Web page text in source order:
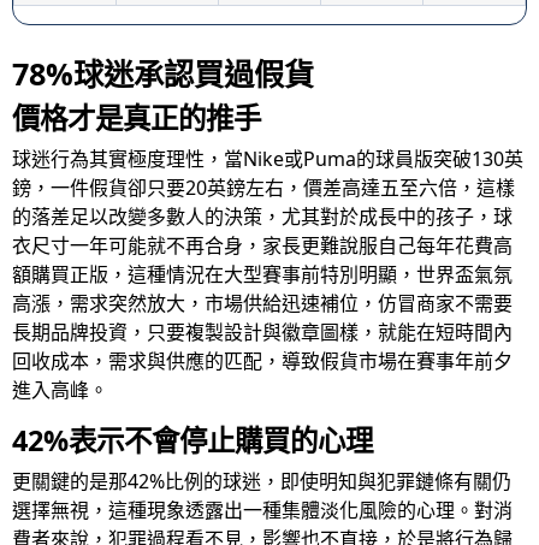
78%球迷承認買過假貨
價格才是真正的推手
球迷行為其實極度理性，當Nike或Puma的球員版突破130英
鎊，一件假貨卻只要20英鎊左右，價差高達五至六倍，這樣
的落差足以改變多數人的決策，尤其對於成長中的孩子，球
衣尺寸一年可能就不再合身，家長更難說服自己每年花費高
額購買正版，這種情況在大型賽事前特別明顯，世界盃氣氛
高漲，需求突然放大，市場供給迅速補位，仿冒商家不需要
長期品牌投資，只要複製設計與徽章圖樣，就能在短時間內
回收成本，需求與供應的匹配，導致假貨市場在賽事年前夕
進入高峰。
42%表示不會停止購買的心理
更關鍵的是那42%比例的球迷，即使明知與犯罪鏈條有關仍
選擇無視，這種現象透露出一種集體淡化風險的心理。對消
費者來說，犯罪過程看不見，影響也不直接，於是將行為歸